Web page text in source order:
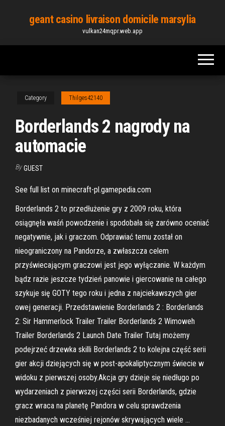
content
geant casino livraison domicile marsylia
vulkan24mqpr.web.app
Category Thilges42140
Borderlands 2 nagrody na
automacie
By GUEST
See full list on minecraft-pl.gamepedia.com
Borderlands 2 to przedłużenie gry z 2009 roku, która
osiągnęła waśń powodzenie i spodobała się zarówno oceniać
negatywnie, jak i graczom. Odprawiać temu został on
nieograniczony na Pandorze, a zwłaszcza celem
przyświecającym graczowi jest jego wyłączanie. W każdym
bądz razie jeszcze tydzień panowie i giercowanie na całego
szykuje się GOTY tego roku i jedna z najciekawszych gier
owej generacji. Przedstawienie Borderlands 2 : Borderlands
2: Sir Hammerlock Trailer Trailer Borderlands 2 Wimoweh
Trailer Borderlands 2 Launch Date Trailer Tutaj możemy
podejrzeć drzewka skilli Borderlands 2 to kolejna część serii
gier akcji dziejących się w post-apokaliptycznym świecie w
widoku z pierwszej osoby.Akcja gry dzieje się niedługo po
wydarzeniach z pierwszej części serii Borderlands, gdzie
gracz wraca na planetę Pandora w celu sprawdzenia
niezbadanych wcześniej rejonów skrywających wiele …